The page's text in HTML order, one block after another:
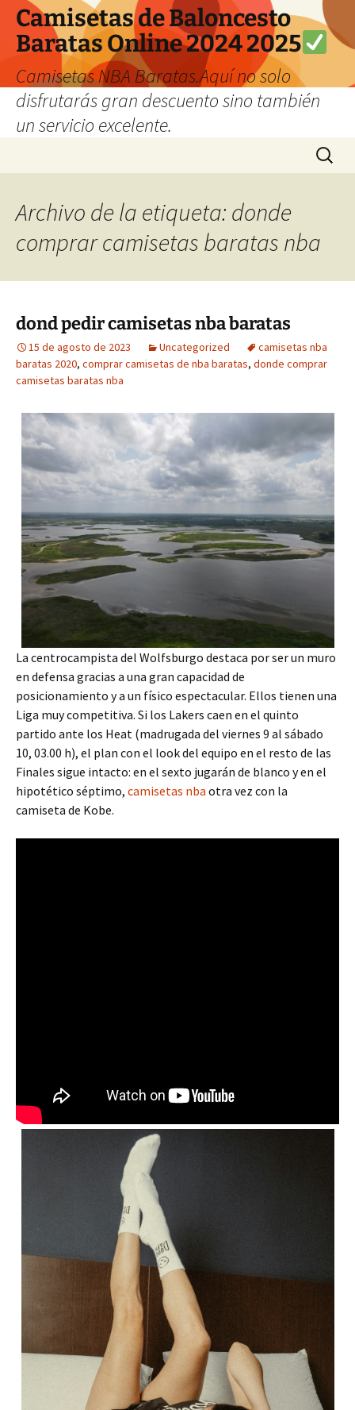
Camisetas de Baloncesto
Baratas Online 2024 2025
Camisetas NBA Baratas.Aquí no solo
disfrutarás gran descuento sino también
un servicio excelente.
Buscar:
Archivo de la etiqueta: donde
comprar camisetas baratas nba
dond pedir camisetas nba baratas
15 de agosto de 2023 Uncategorized
camisetas nba
baratas 2020, comprar camisetas de nba baratas, donde comprar
camisetas baratas nba
La centrocampista del Wolfsburgo destaca por ser un muro
en defensa gracias a una gran capacidad de
posicionamiento y a un físico espectacular. Ellos tienen una
Liga muy competitiva. Si los Lakers caen en el quinto
partido ante los Heat (madrugada del viernes 9 al sábado
10, 03.00 h), el plan con el look del equipo en el resto de las
Finales sigue intacto: en el sexto jugarán de blanco y en el
hipotético séptimo, camisetas nba otra vez con la
camiseta de Kobe.